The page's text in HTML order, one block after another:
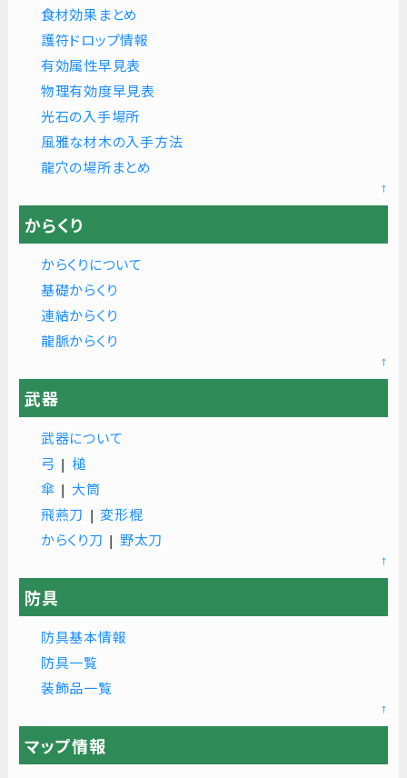
食材効果まとめ
護符ドロップ情報
有効属性早見表
物理有効度早見表
光石の入手場所
風雅な材木の入手方法
龍穴の場所まとめ
↑
からくり
からくりについて
基礎からくり
連結からくり
龍脈からくり
↑
武器
武器について
弓 | 槌
傘 | 大筒
飛燕刀 | 変形棍
からくり刀 | 野太刀
↑
防具
防具基本情報
防具一覧
装飾品一覧
↑
マップ情報